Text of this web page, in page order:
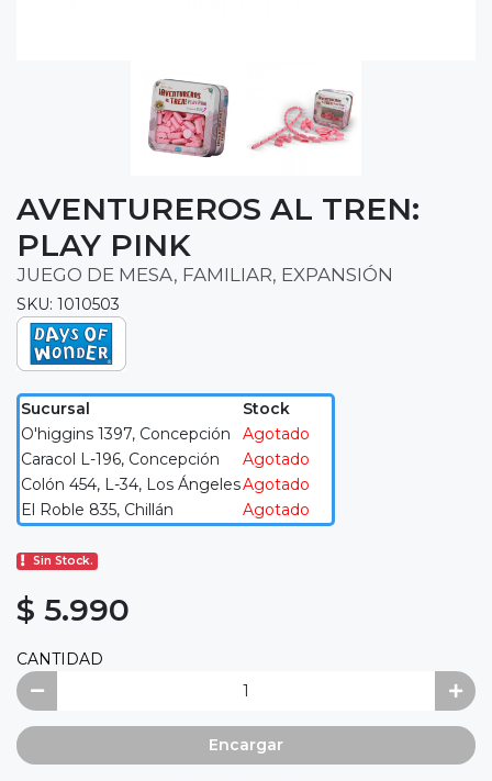
AVENTUREROS AL TREN:
PLAY PINK
JUEGO DE MESA, FAMILIAR, EXPANSIÓN
SKU: 1010503
Sucursal
Stock
O'higgins 1397, Concepción
Agotado
Caracol L-196, Concepción
Agotado
Colón 454, L-34, Los ÁngelesAgotado
El Roble 835, Chillán
Agotado
Sin Stock.
$ 5.990
CANTIDAD
Encargar